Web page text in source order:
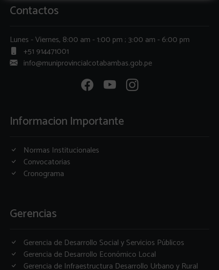
Contactos
Lunes - Viernes, 8:00 am - 1:00 pm ; 3:00 am - 6:00 pm
+51 914471001
info@muniprovincialcotabambas.gob.pe
Informacion Importante
Normas Institucionales
Convocatorias
Cronograma
Gerencias
Gerencia de Desarrollo Social y Servicios Públicos
Gerencia de Desarrollo Económico Local
Gerencia de Infraestructura Desarrollo Urbano y Rural